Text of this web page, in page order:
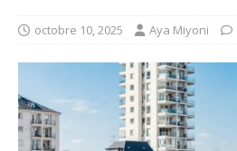
octobre 10, 2025 Aya Miyoni